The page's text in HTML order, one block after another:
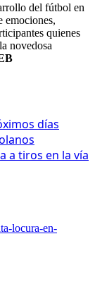
del fútbol en
emociones,
quienes
novedosa
días
a tiros en la vía